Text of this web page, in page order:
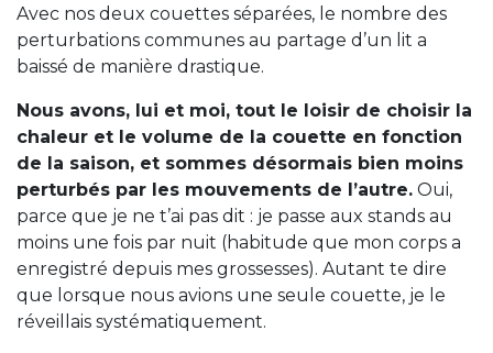
Avec nos deux couettes séparées, le nombre des
perturbations communes au partage d’un lit a
baissé de manière drastique.
Nous avons, lui et moi, tout le loisir de choisir la
chaleur et le volume de la couette en fonction
de la saison, et sommes désormais bien moins
perturbés par les mouvements de l’autre. Oui,
parce que je ne t’ai pas dit : je passe aux stands au
moins une fois par nuit (habitude que mon corps a
enregistré depuis mes grossesses). Autant te dire
que lorsque nous avions une seule couette, je le
réveillais systématiquement.